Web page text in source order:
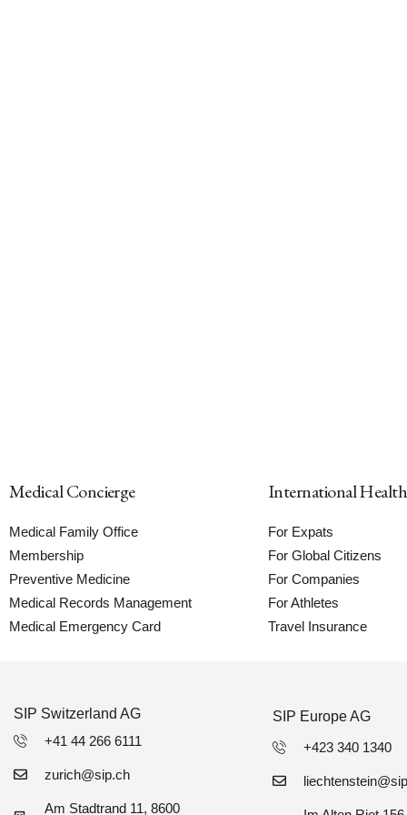
Medical Concierge
Medical Family Office
Membership
Preventive Medicine
Medical Records Management
Medical Emergency Card
International
For Expats
For Global Citizens
For Companies
For Athletes
Travel Insurance
SIP Switzerland AG
+41 44 266 6111
zurich@sip.ch
Am Stadtrand 11, 8600
SIP Europe AG
+423 340 1340